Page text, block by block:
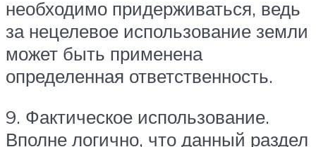
необходимо придерживаться, ведь
за нецелевое использование земли
может быть применена
определенная ответственность.
9. Фактическое использование.
Вполне логично, что данный раздел